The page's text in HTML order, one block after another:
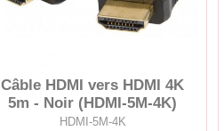
Câble HDMI vers HDMI 4K
5m - Noir (HDMI-5M-4K)
HDMI-5M-4K